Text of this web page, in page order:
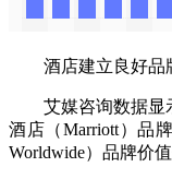
酒店建立良好品牌
艾媒咨询数据显示
酒店（Marriott）品
Worldwide）品牌价